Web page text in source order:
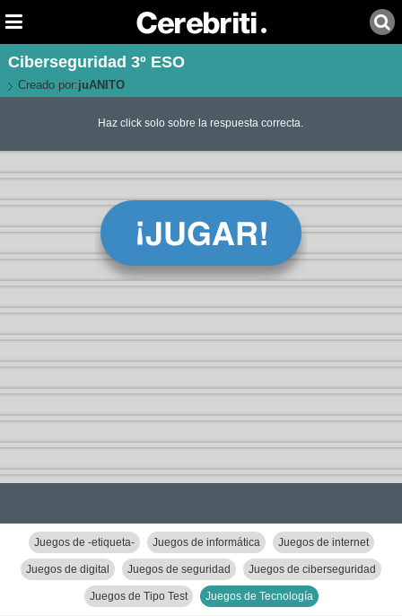
Ciberseguridad 3º ESO
Creado por:juANITO
Haz click solo sobre la respuesta correcta.
Juegos de -etiqueta- Juegos de informática Juegos de internet
Juegos de digital Juegos de seguridad Juegos de ciberseguridad
Juegos de Tipo Test Juegos de Tecnología